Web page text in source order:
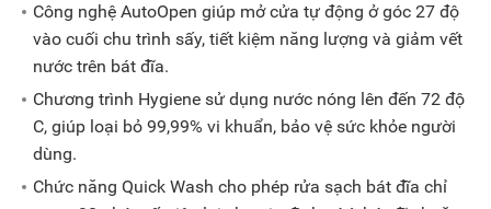
Công nghệ AutoOpen giúp mở cửa tự động ở góc 27 độ
vào cuối chu trình sấy, tiết kiệm năng lượng và giảm vết
nước trên bát đĩa.
Chương trình Hygiene sử dụng nước nóng lên đến 72 độ
C, giúp loại bỏ 99,99% vi khuẩn, bảo vệ sức khỏe người
dùng.
Chức năng Quick Wash cho phép rửa sạch bát đĩa chỉ